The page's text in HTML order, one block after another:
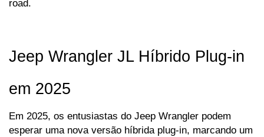
road.
Jeep Wrangler JL Híbrido Plug-in
em 2025
Em 2025, os entusiastas do Jeep Wrangler podem
esperar uma nova versão híbrida plug-in, marcando um